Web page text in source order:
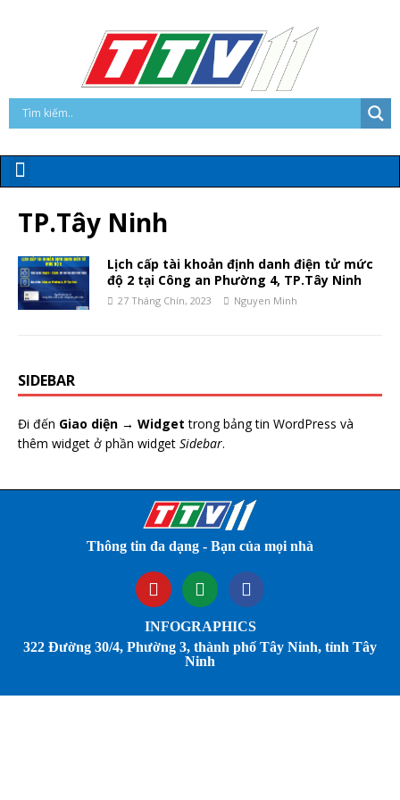
TP.Tây Ninh
Lịch cấp tài khoản định danh điện tử mức
độ 2 tại Công an Phường 4, TP.Tây Ninh
27 Tháng Chín, 2023 Nguyen Minh
SIDEBAR
Đi đến Giao diện → Widget trong bảng tin WordPress và
thêm widget ở phần widget Sidebar.
Thông tin đa dạng - Bạn của mọi nhà
INFOGRAPHICS
322 Đường 30/4, Phường 3, thành phố Tây Ninh, tỉnh Tây
Ninh